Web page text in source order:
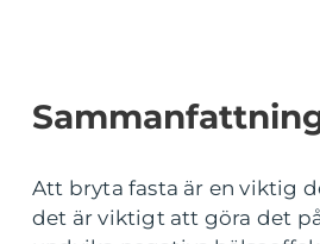
Att bryta fasta är en viktig
det är viktigt att göra det